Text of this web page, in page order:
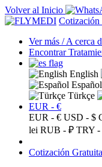
Volver al Inicio
Cotización
Ver más / A cerca
Encontrar
English
Español
Türkçe
EUR - €
EUR - € USD - $
lei RUB - ₽ TRY
Cotización Gratuita